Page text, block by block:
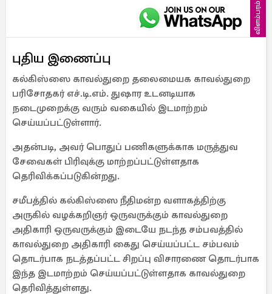
விளம்பரம்
புதிய இணைப்பு
கல்கிஸ்ஸை காவல்துறை தலைமையக காவல்துறை
பரிசோதகர் எச்.டி.எம். துஷார உடனடியாக
நடைமுறைக்கு வரும் வகையில் இடமாற்றம்
செய்யப்பட்டுள்ளார்.
அதன்படி, அவர் பொதுப் பணிகளுக்காக மருத்துவ
சேவைகள் பிரிவுக்கு மாற்றப்பட்டுள்ளதாக
தெரிவிக்கப்படுகின்றது.
சமீபத்தில் கல்கிஸ்ஸை நீதிமன்ற வளாகத்திற்கு
அருகில் வழக்கறிஞர் ஒருவருக்கும் காவல்துறை
அதிகாரி ஒருவருக்கும் இடையே நடந்த சம்பவத்தில்
காவல்துறை அதிகாரி கைது செய்யப்பட்ட சம்பவம்
தொடர்பாக நடத்தப்பட்ட சிறப்பு விசாரணை தொடர்பாக
இந்த இடமாற்றம் செய்யப்பட்டுள்ளதாக காவல்துறை
தெரிவித்துள்ளது.